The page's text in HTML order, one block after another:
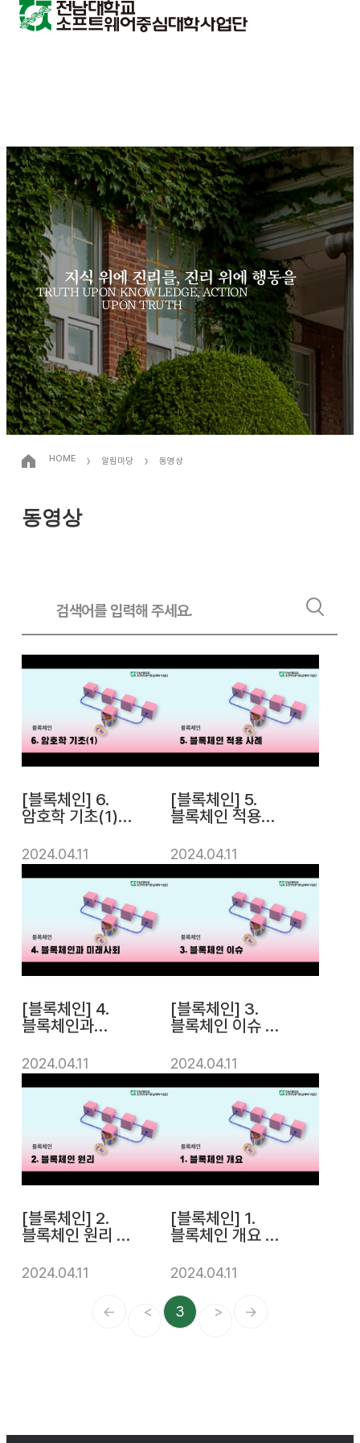
지식 위에 진리를, 진리 위에 행동을
TRUTH UPON KNOWLEDGE, ACTION
UPON TRUTH
HOME › 알림마당 › 동영상
동영상
[블록체인] 6.
암호학 기초(1) |
트웨어중심대학
사업단
2024.04.11
[블록체인] 5.
블록체인 적용
전남대학교소프
트웨어중심대학
사업단
2024.04.11
[블록체인] 4.
블록체인과
전남대학교소프
트웨어중심대학
사업단
2024.04.11
[블록체인] 3.
블록체인 이슈 |
트웨어중심대학
사업단
2024.04.11
[블록체인] 2.
블록체인 원리 |
트웨어중심대학
2024.04.11
[블록체인] 1.
블록체인 개요 |
트웨어중심대학
2024.04.11
← < 3 > →